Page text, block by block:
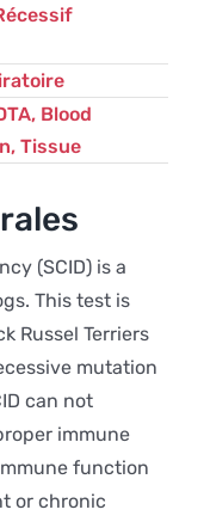
Blood
Tissue
(SCID) is a
This test is
Russel Terriers
mutation
can not
immune
function
or chronic